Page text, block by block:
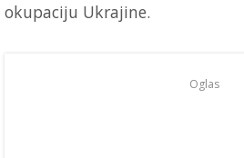
okupaciju Ukrajine.
Oglas